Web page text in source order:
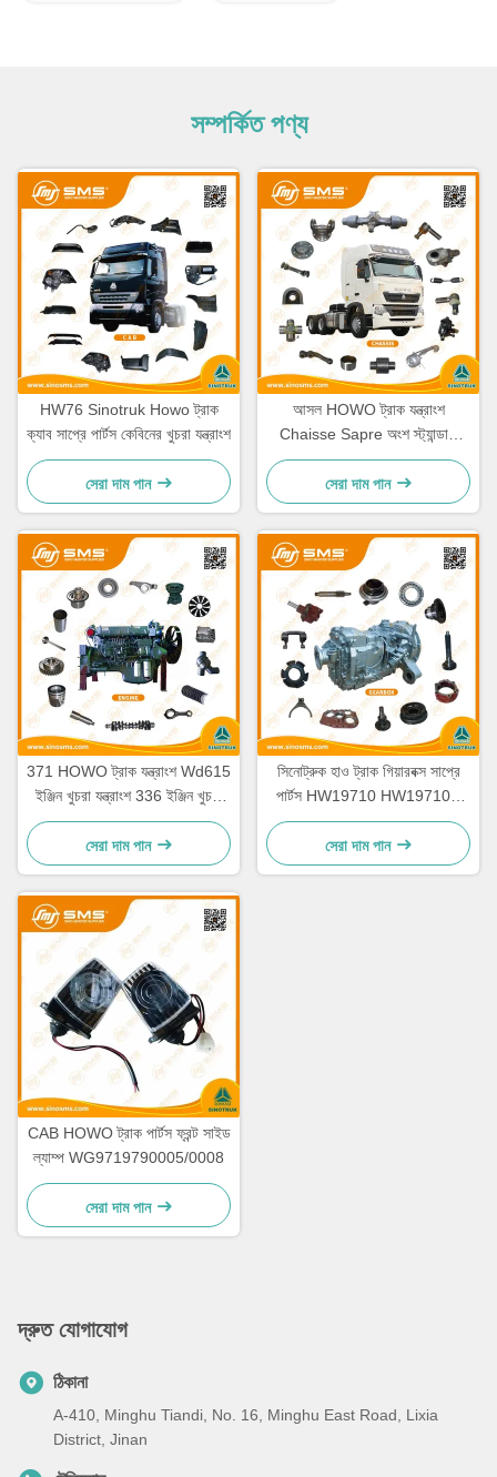
সম্পর্কিত পণ্য
HW76 Sinotruk Howo ট্রাক
ক্যাব সাপ্রে পার্টস কেবিনের খুচরা যন্ত্রাংশ
সেরা দাম পান
আসল HOWO ট্রাক যন্ত্রাংশ
Chaisse Sapre অংশ স্ট্যান্ডার্ড
আকার
সেরা দাম পান
371 HOWO ট্রাক যন্ত্রাংশ Wd615
ইঞ্জিন খুচরা যন্ত্রাংশ 336 ইঞ্জিন খুচরা
যন্ত্রাংশ
সেরা দাম পান
সিনোট্রুক হাও ট্রাক গিয়ারবক্স সাপ্রে
পার্টস HW19710 HW19710T
HW19712
সেরা দাম পান
CAB HOWO ট্রাক পার্টস ফ্রন্ট সাইড
ল্যাম্প WG9719790005/0008
সেরা দাম পান
দ্রুত যোগাযোগ
ঠিকানা
A-410, Minghu Tiandi, No. 16, Minghu East Road, Lixia
District, Jinan